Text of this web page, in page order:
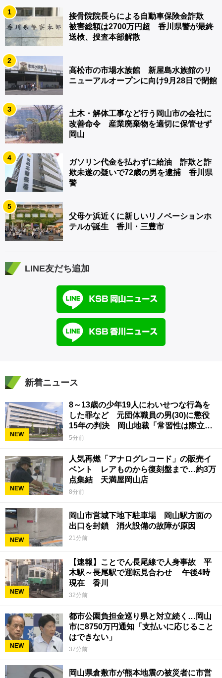
1
接骨院院長らによる自動車保険金詐欺
被害総額は2700万円超 香川県警が最終
送検、捜査本部解散
2
高松市の市場水族館 新屋島水族館のリ
ニューアルオープンに向け9月28日で閉館
3
土木・解体工事など行う岡山市の会社に
改善命令 産業廃棄物を適切に保管せず
岡山
4
ガソリン代金を払わずに給油 詐欺と詐
欺未遂の疑いで72歳の男を逮捕 香川県
警
5
父母ケ浜近くに新しいリノベーションホ
テルが誕生 香川・三豊市
LINE友だち追加
新着ニュース
NEW
8～13歳の少年19人にわいせつな行為を
した罪など 元団体職員の男(30)に懲役
15年の判決 岡山地裁「常習性は際立っ
ていて被害結果も非常に重い」
5分前
NEW
人気再燃「アナログレコード」の販売イ
ベント レアものから復刻盤まで…約3万
点集結 天満屋岡山店
8分前
NEW
岡山市営城下地下駐車場 岡山駅方面の
出口を封鎖 消火設備の故障が原因
21分前
NEW
【速報】ことでん長尾線で人身事故 平
木駅～長尾駅で運転見合わせ 午後4時
現在 香川
32分前
NEW
都市公園負担金巡り県と対立続く…岡山
市に8750万円通知「支払いに応じること
はできない」
37分前
岡山県倉敷市が熊本地震の被災者に市営